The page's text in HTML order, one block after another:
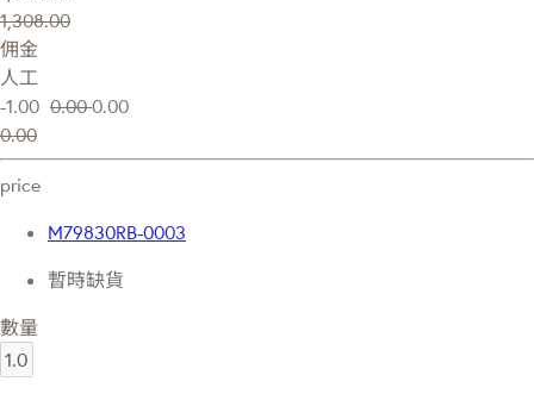
1,308.00
佣金
人工
-1.00 0.000.00
0.00
price
M79830RB-0003
暫時缺貨
數量